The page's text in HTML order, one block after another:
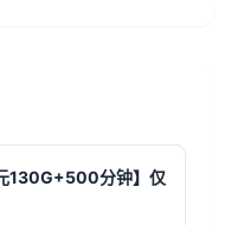
130G+500分钟】仅